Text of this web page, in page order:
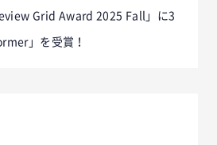
Grid Award 2025 Fall」に3
」を受賞！